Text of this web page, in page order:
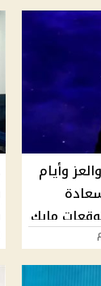
وأيام
مايك